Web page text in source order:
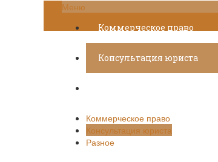
Меню
Коммерческое право
Консультация юриста
Коммерческое право
Консультация юриста
Разное